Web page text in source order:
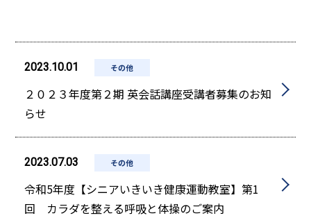
2023.10.01 その他
２０２３年度第２期 英会話講座受講者募集のお知
らせ
2023.07.03 その他
令和5年度【シニアいきいき健康運動教室】第1
回 カラダを整える呼吸と体操のご案内